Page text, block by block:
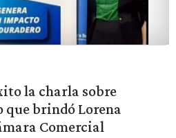
la charla sobre
brindó Lorena
Comercial